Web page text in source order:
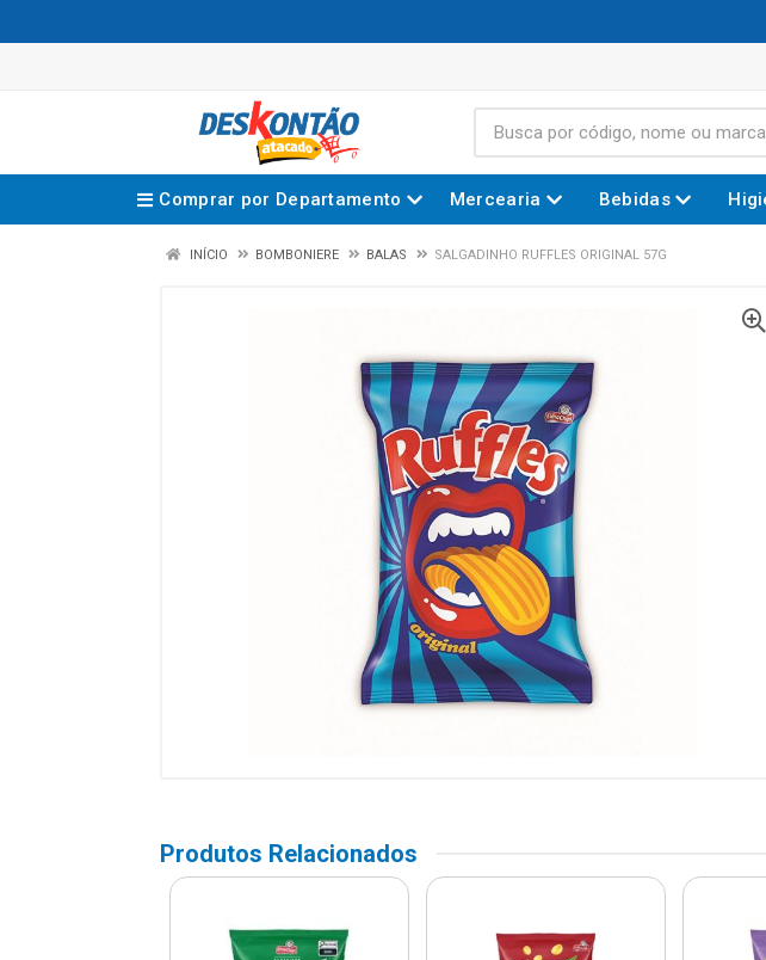
Comprar por Departamento Mercearia Bebidas
INÍCIO BOMBONIERE BALAS SALGADINHO RUFFLES ORIGINAL 57G
Produtos Relacionados